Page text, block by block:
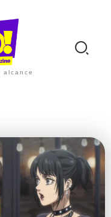
alcance